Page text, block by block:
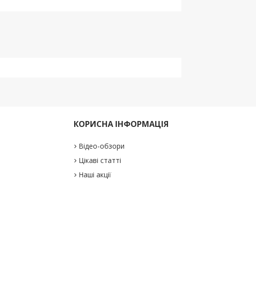
КОРИСНА ІНФОРМАЦІЯ
Відео-обзори
Цікаві статті
Наші акції